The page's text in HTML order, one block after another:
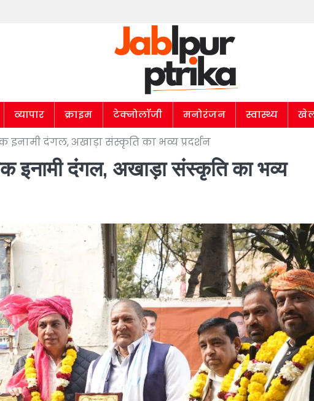
व्यापार क्राइम टेक्नोलॉजी मनोरंजन स्वास्थ्य
इनामी दंगल, अखाड़ा संस्कृति का भव्य प्रदर्शन
इनामी दंगल, अखाड़ा संस्कृति का भव्य